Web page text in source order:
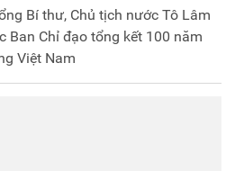
Bí thư, Chủ tịch nước Tô Lâm
Ban Chỉ đạo tổng kết 100 năm
Việt Nam